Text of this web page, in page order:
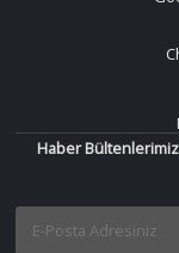
Haber